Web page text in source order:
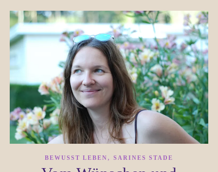
BEWUSST LEBEN , SARINES STADE